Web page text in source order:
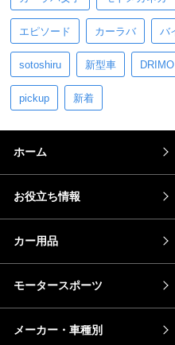
エピソード カーラバ バ
sotoshiru 新型車 DRIMO
pickup 新着
ホーム
お役立ち情報
カー用品
モータースポーツ
メーカー・車種別